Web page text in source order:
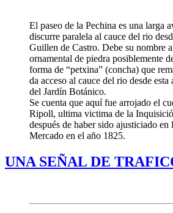
El paseo de la Pechina es una larga
discurre paralela al cauce del rio
Guillen de Castro. Debe su nombre
ornamental de piedra posiblemente
forma de “petxina” (concha) que
da acceso al cauce del rio desde esta
del Jardín Botánico.
Se cuenta que aquí fue arrojado el
Ripoll, ultima victima de la
después de haber sido ajusticiado en
Mercado en el año 1825.
UNA SEÑAL DE